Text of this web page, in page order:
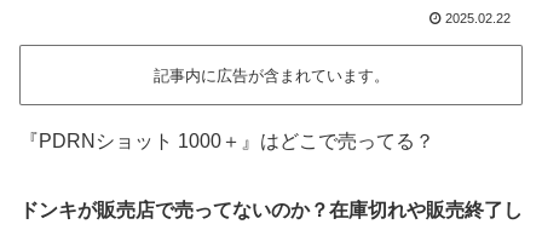
2025.02.22
記事内に広告が含まれています。
『PDRNショット 1000＋ 』はどこで売ってる？
ドンキが販売店で売ってないのか？在庫切れや販売終了し